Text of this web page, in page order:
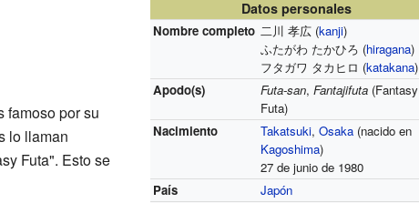
Datos personales
Nombre completo 二川 孝広 (kanji)
ふたがわ たかひろ (hiragana)
フタガワ タカヒロ (katakana)
Apodo(s)
Futa-san,Fantajifuta (Fantasy
Futa)
Nacimiento
Takatsuki,Osaka (nacido en
Kagoshima)
27 de junio de 1980
País
Japón
famoso por su
lo llaman
Futa". Esto se